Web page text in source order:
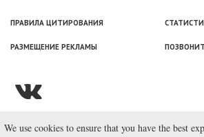
ПРАВИЛА ЦИТИРОВАНИЯ
РАЗМЕЩЕНИЕ РЕКЛАМЫ
© ООО «Лаборатория Новоcтей»,
We use cookies to ensure that you have the best